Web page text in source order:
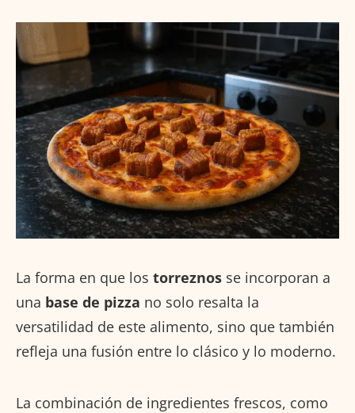
La forma en que los torreznos se incorporan a
una base de pizza no solo resalta la
versatilidad de este alimento, sino que también
refleja una fusión entre lo clásico y lo moderno.
La combinación de ingredientes frescos, como